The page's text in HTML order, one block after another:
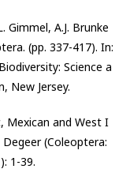
Gimmel, A.J. Brunke
(pp. 337-417). In:
Science a
New Jersey.
Mexican and West I
(Coleoptera:
1-39.